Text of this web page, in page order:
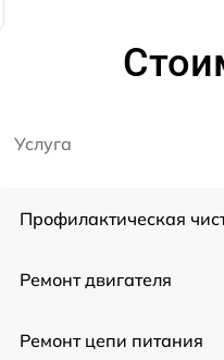
Услуга
Профилактическая
Ремонт двигателя
Ремонт цепи питания